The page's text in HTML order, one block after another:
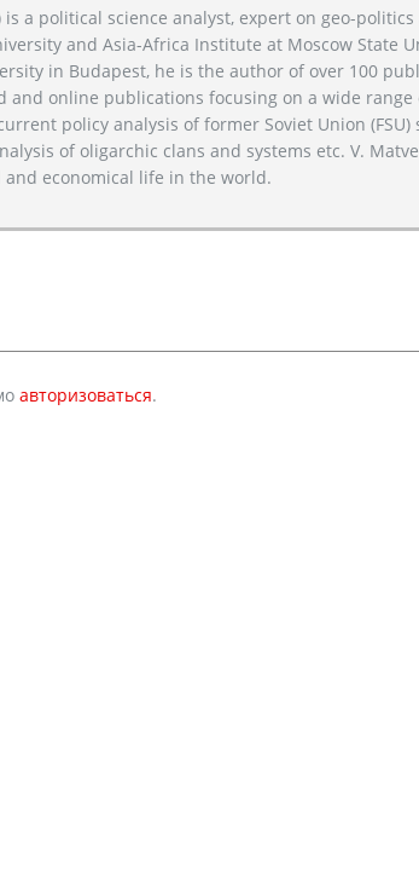
a political science analyst, expert on geo-
and Asia-Africa Institute at Moscow State
in Budapest, he is the author of over 100
and online publications focusing on a wide
policy analysis of former Soviet Union (FSU)
of oligarchic clans and systems etc. V.
economical life in the world.
авторизоваться.